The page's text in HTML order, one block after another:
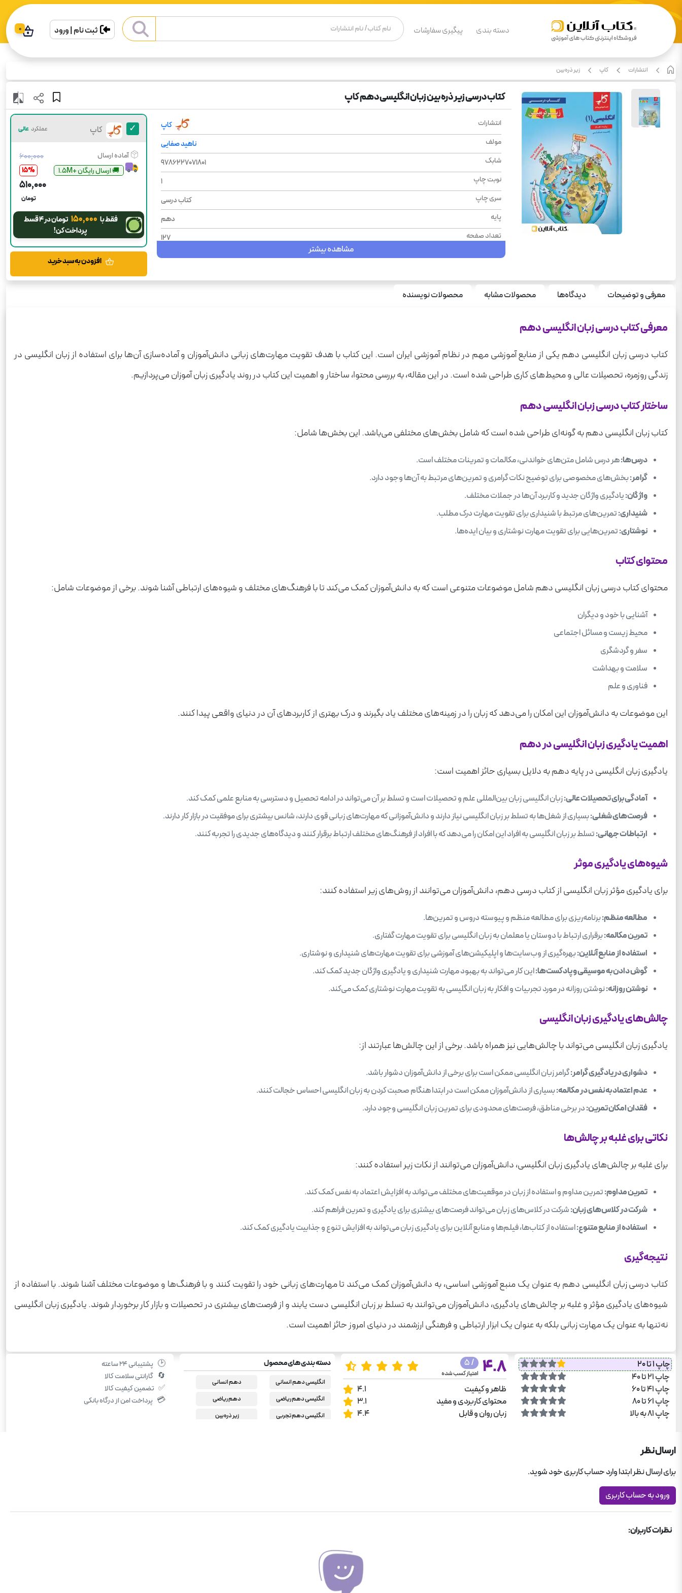
دسته بندی پیگیری سفارشات ثبت نام | ورود 0
انتشارات کاپ زیر ذره‌بین
کتاب درسی زیر ذره بین زبان انگلیسی دهم کاپ
انتشارات
کاپ
مولف
ناهید صفایی
شابک
9786227071801
نوبت چاپ
1
سری چاپ
کتاب درسی
پایه
دهم
تعداد صفحه
127
300
نوع جلد
زبان انگلیسی
ریاضی فیزیک، علوم انسانی، علوم تجربی
مشاهده بیشتر
کاپ عملکرد عالی
آماده ارسال
😍آخرین چاپ
۶۰۰٬۰۰۰
15%
۵۱۰٬۰۰۰
تومان
فقط با ۱۵۰٬۰۰۰
تومان در ۴ قسط
پرداخت کن!
افزودن به سبد خرید
معرفی و توضیحات دیدگاه‌ها محصولات مشابه محصولات نویسنده
معرفی کتاب درسی زبان انگلیسی دهم
کتاب درسی زبان انگلیسی دهم یکی از منابع آموزشی مهم در نظام آموزشی ایران است. این کتاب با هدف تقویت مهارت‌های زبانی دانش‌آموزان و آماده‌سازی آن‌ها برای استفاده از زبان انگلیسی در
زندگی روزمره، تحصیلات عالی و محیط‌های کاری طراحی شده است. در این مقاله، به بررسی محتوا، ساختار و اهمیت این کتاب در روند یادگیری زبان آموزان می‌پردازیم.
ساختار کتاب درسی زبان انگلیسی دهم
کتاب زبان انگلیسی دهم به گونه‌ای طراحی شده است که شامل بخش‌های مختلفی می‌باشد. این بخش‌ها شامل:
درس‌ها:هر درس شامل متن‌های خواندنی، مکالمات و تمرینات مختلف است.
گرامر:بخش‌های مخصوصی برای توضیح نکات گرامری و تمرین‌های مرتبط به آن‌ها وجود دارد.
واژگان:یادگیری واژگان جدید و کاربرد آن‌ها در جملات مختلف.
شنیداری:تمرین‌های مرتبط با شنیداری برای تقویت مهارت درک مطلب.
نوشتاری:تمرین‌هایی برای تقویت مهارت نوشتاری و بیان ایده‌ها.
محتوای کتاب
محتوای کتاب درسی زبان انگلیسی دهم شامل موضوعات متنوعی است که به دانش‌آموزان کمک می‌کند تا با فرهنگ‌های مختلف و شیوه‌های ارتباطی آشنا شوند. برخی از موضوعات شامل:
آشنایی با خود و دیگران
محیط زیست و مسائل اجتماعی
سفر و گردشگری
سلامت و بهداشت
فناوری و علم
این موضوعات به دانش‌آموزان این امکان را می‌دهد که زبان را در زمینه‌های مختلف یاد بگیرند و درک بهتری از کاربردهای آن در دنیای واقعی پیدا کنند.
اهمیت یادگیری زبان انگلیسی در دهم
یادگیری زبان انگلیسی در پایه دهم به دلایل بسیاری حائز اهمیت است:
آمادگی برای تحصیلات عالی:زبان انگلیسی زبان بین‌المللی علم و تحصیلات است و تسلط بر آن می‌تواند در ادامه تحصیل و دسترسی به منابع علمی کمک کند.
فرصت‌های شغلی:بسیاری از شغل‌ها به تسلط بر زبان انگلیسی نیاز دارند و دانش‌آموزانی که مهارت‌های زبانی قوی دارند، شانس بیشتری برای موفقیت در بازار کار دارند.
ارتباطات جهانی:تسلط بر زبان انگلیسی به افراد این امکان را می‌دهد که با افراد از فرهنگ‌های مختلف ارتباط برقرار کنند و دیدگاه‌های جدیدی را تجربه کنند.
شیوه‌های یادگیری موثر
برای یادگیری مؤثر زبان انگلیسی از کتاب درسی دهم، دانش‌آموزان می‌توانند از روش‌های زیر استفاده کنند:
مطالعه منظم:برنامه‌ریزی برای مطالعه منظم و پیوسته دروس و تمرین‌ها.
تمرین مکالمه:برقراری ارتباط با دوستان یا معلمان به زبان انگلیسی برای تقویت مهارت گفتاری.
استفاده از منابع آنلاین:بهره‌گیری از وب‌سایت‌ها و اپلیکیشن‌های آموزشی برای تقویت مهارت‌های شنیداری و نوشتاری.
گوش دادن به موسیقی و پادکست‌ها:این کار می‌تواند به بهبود مهارت شنیداری و یادگیری واژگان جدید کمک کند.
نوشتن روزانه:نوشتن روزانه در مورد تجربیات و افکار به زبان انگلیسی به تقویت مهارت نوشتاری کمک می‌کند.
چالش‌های یادگیری زبان انگلیسی
یادگیری زبان انگلیسی می‌تواند با چالش‌هایی نیز همراه باشد. برخی از این چالش‌ها عبارتند از:
دشواری در یادگیری گرامر:گرامر زبان انگلیسی ممکن است برای برخی از دانش‌آموزان دشوار باشد.
عدم اعتماد به نفس در مکالمه:بسیاری از دانش‌آموزان ممکن است در ابتدا هنگام صحبت کردن به زبان انگلیسی احساس خجالت کنند.
فقدان امکان تمرین:در برخی مناطق، فرصت‌های محدودی برای تمرین زبان انگلیسی وجود دارد.
نکاتی برای غلبه بر چالش‌ها
برای غلبه بر چالش‌های یادگیری زبان انگلیسی، دانش‌آموزان می‌توانند از نکات زیر استفاده کنند:
تمرین مداوم:تمرین مداوم و استفاده از زبان در موقعیت‌های مختلف می‌تواند به افزایش اعتماد به نفس کمک کند.
شرکت در کلاس‌های زبان:شرکت در کلاس‌های زبان می‌تواند فرصت‌های بیشتری برای یادگیری و تمرین فراهم کند.
استفاده از منابع متنوع:استفاده از کتاب‌ها، فیلم‌ها و منابع آنلاین برای یادگیری زبان می‌تواند به افزایش تنوع و جذابیت یادگیری کمک کند.
نتیجه‌گیری
کتاب درسی زبان انگلیسی دهم به عنوان یک منبع آموزشی اساسی، به دانش‌آموزان کمک می‌کند تا مهارت‌های زبانی خود را تقویت کنند و با فرهنگ‌ها و موضوعات مختلف آشنا شوند. با استفاده از
شیوه‌های یادگیری مؤثر و غلبه بر چالش‌های یادگیری، دانش‌آموزان می‌توانند به تسلط بر زبان انگلیسی دست یابند و از فرصت‌های بیشتری در تحصیلات و بازار کار برخوردار شوند. یادگیری زبان انگلیسی
نه‌تنها به عنوان یک مهارت زبانی بلکه به عنوان یک ابزار ارتباطی و فرهنگی ارزشمند در دنیای امروز حائز اهمیت است.
چاپ 1 تا 20
چاپ 21 تا 40
چاپ 41 تا 60
چاپ 61 تا 80
چاپ 81 به بالا
4.8
/ 5
امتیاز کسب شده
ظاهر و کیفیت
4.1
محتوای کاربردی و مفید
3.1
زبان روان و قابل
4.4
دسته بندی های محصول
انگلیسی دهم انسانی
دهم انسانی
انگلیسی دهم ریاضی
دهم ریاضی
انگلیسی دهم تجربی
زیر ذره‌بین
🕑 پشتیبانی ۲۴ ساعته
🔄 گارانتی سلامت کالا
✅ تضمین کیفیت کالا
💳 پرداخت امن از درگاه بانکی
ارسال نظر
برای ارسال نظر ابتدا وارد حساب کاربری خود شوید.
ورود به حساب کاربری
نظرات کاربران: